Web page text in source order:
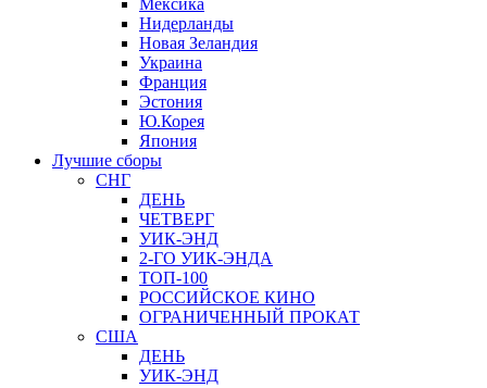
Мексика
Нидерланды
Новая Зеландия
Украина
Франция
Эстония
Ю.Корея
Япония
Лучшие сборы
СНГ
ДЕНЬ
ЧЕТВЕРГ
УИК-ЭНД
2-ГО УИК-ЭНДА
ТОП-100
РОССИЙСКОЕ КИНО
ОГРАНИЧЕННЫЙ ПРОКАТ
США
ДЕНЬ
УИК-ЭНД